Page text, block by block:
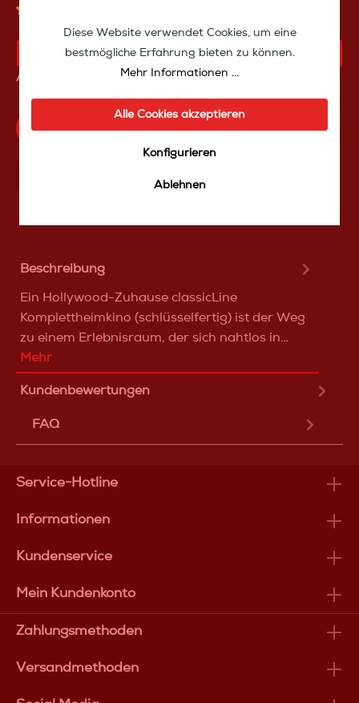
KAUFANFRAGE
Artikelnummer: hzclassiclin
Produktfrage an das TakeoffMedia24 Team
Beschreibung
Ein Hollywood-Zuhause classicLine
Komplettheimkino (schlüsselfertig) ist der Weg
zu einem Erlebnisraum, der sich nahtlos in…
Mehr
Kundenbewertungen
FAQ
Service-Hotline
Informationen
Kundenservice
Mein Kundenkonto
Zahlungsmethoden
Versandmethoden
Diese Website verwendet Cookies, um eine
bestmögliche Erfahrung bieten zu können.
Mehr Informationen ...
Alle Cookies akzeptieren
Konfigurieren
Ablehnen